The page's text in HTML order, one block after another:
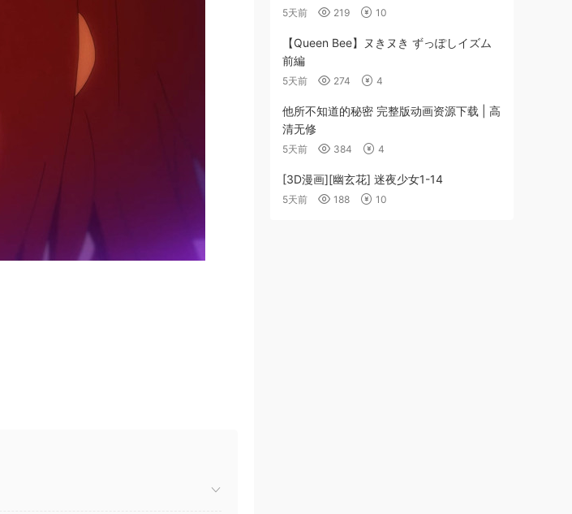
5天前 219 10
【Queen Bee】ヌきヌき ずっぽしイズム
前編
5天前 274 4
他所不知道的秘密 完整版动画资源下载 | 高
清无修
5天前 384 4
[3D漫画][幽玄花] 迷夜少女1-14
5天前 188 10